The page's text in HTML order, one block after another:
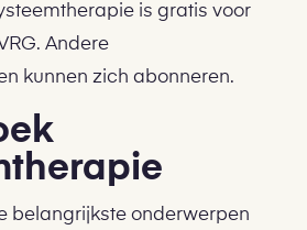
is gratis voor
Andere
kunnen zich abonneren.
belangrijkste onderwerpen